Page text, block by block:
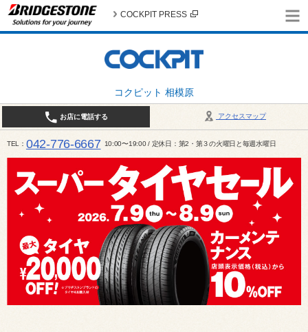
コクピット 相模原
COCKPIT PRESS
アクセスマップ
お店に電話する
TEL 042-776-6667 10:00〜19:00 / 定休日：第2・第３の火曜日と毎週水曜日